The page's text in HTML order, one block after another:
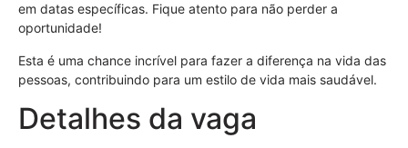
em datas específicas. Fique atento para não perder a
oportunidade!
Esta é uma chance incrível para fazer a diferença na vida das
pessoas, contribuindo para um estilo de vida mais saudável.
Detalhes da vaga